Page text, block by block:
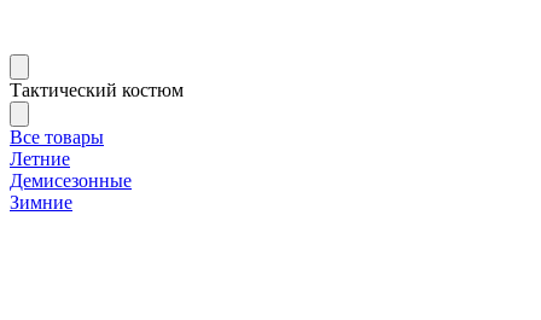
Тактический костюм
Все товары
Летние
Демисезонные
Зимние